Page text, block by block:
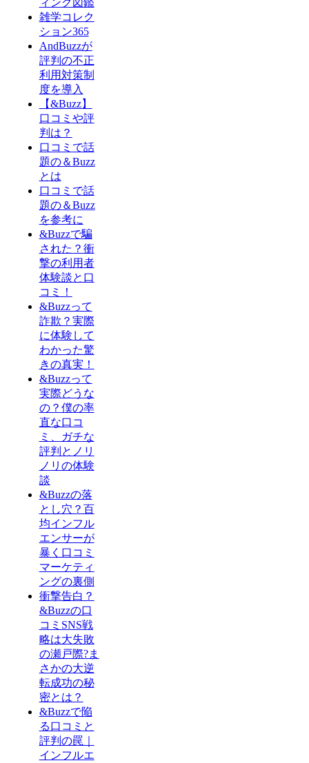
ィング図鑑
雑学コレク
ション365
AndBuzzが
評判の不正
利用対策制
度を導入
【&Buzz】
口コミや評
判は？
口コミで話
題の＆Buzz
とは
口コミで話
題の＆Buzz
を参考に
&Buzzで騙
された？衝
撃の利用者
体験談と口
コミ！
&Buzzって
詐欺？実際
に体験して
わかった驚
きの真実！
&Buzzって
実際どうな
の？僕の率
直な口コ
ミ、ガチな
評判とノリ
ノリの体験
談
&Buzzの落
とし穴？百
均インフル
エンサーが
暴く口コミ
マーケティ
ングの裏側
衝撃告白？
&Buzzの口
コミSNS戦
略は大失敗
の瀬戸際?ま
さかの大逆
転成功の秘
密とは？
&Buzzで陥
る口コミと
評判の罠｜
インフルエ